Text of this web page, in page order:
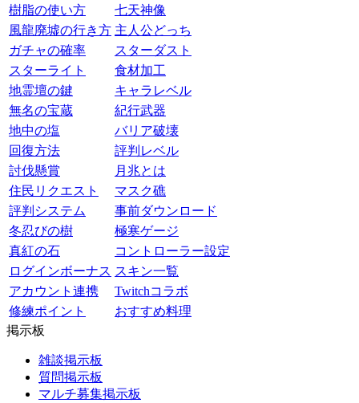
樹脂の使い方
七天神像
風龍廃墟の行き方 主人公どっち
ガチャの確率
スターダスト
スターライト
食材加工
地霊壇の鍵
キャラレベル
無名の宝蔵
紀行武器
地中の塩
バリア破壊
回復方法
評判レベル
討伐懸賞
月兆とは
住民リクエスト
マスク礁
評判システム
事前ダウンロード
冬忍びの樹
極寒ゲージ
真紅の石
コントローラー設定
ログインボーナス スキン一覧
アカウント連携
Twitchコラボ
修練ポイント
おすすめ料理
掲示板
雑談掲示板
質問掲示板
マルチ募集掲示板